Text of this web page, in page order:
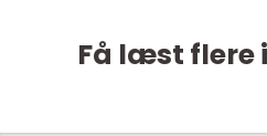
Få læst